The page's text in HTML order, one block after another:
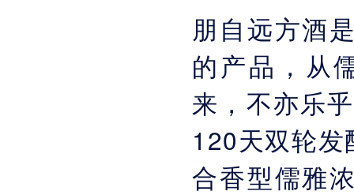
朋自远方酒
的产品，从
来，不亦乐
120天双轮
合香型儒雅